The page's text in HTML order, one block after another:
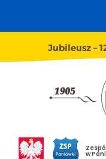
Jubileusz –
w